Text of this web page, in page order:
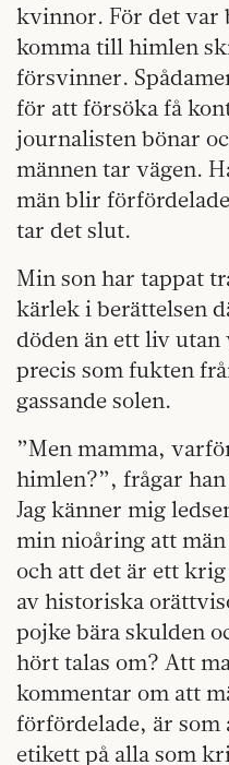
kvinnor. För det var
komma till himlen
försvinner.
för att försöka få
journalisten bönar
männen tar vägen.
män blir
tar det slut.
Min son har tappat
kärlek i berättelsen
döden än ett liv
precis som fukten
gassande solen.
”Men mamma,
himlen?”, frågar
Jag känner mig
min nioåring att
och att det är ett
av historiska
pojke bära skulden
hört talas om? Att
kommentar om att
förfördelade, är som
etikett på alla som